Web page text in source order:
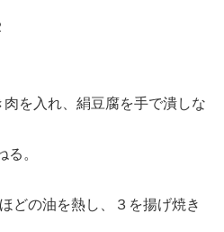
を入れ、絹豆腐を手で潰しな
。
どの油を熱し、３を揚げ焼き